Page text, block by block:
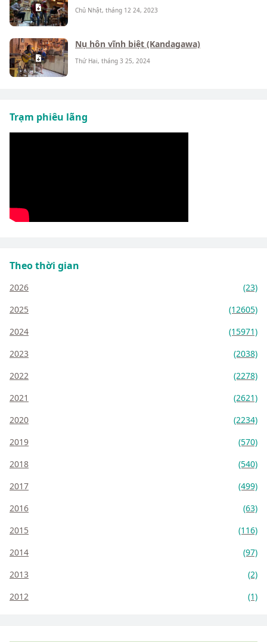
Chủ Nhật, tháng 12 24, 2023
Nụ hôn vĩnh biệt (Kandagawa)
Thứ Hai, tháng 3 25, 2024
Trạm phiêu lãng
Theo thời gian
2026
(23)
2025
(12605)
2024
(15971)
2023
(2038)
2022
(2278)
2021
(2621)
2020
(2234)
2019
(570)
2018
(540)
2017
(499)
2016
(63)
2015
(116)
2014
(97)
2013
(2)
2012
(1)